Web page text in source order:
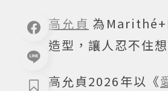
高允貞 為
造型，讓人忍不住
高允貞2026年以《